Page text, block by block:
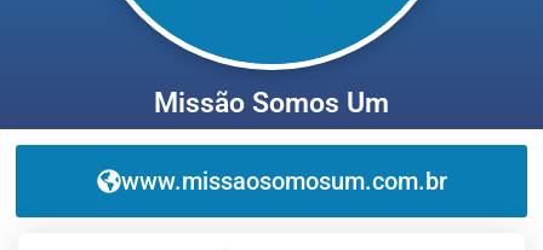
Missão Somos Um
www.missaosomosum.com.br